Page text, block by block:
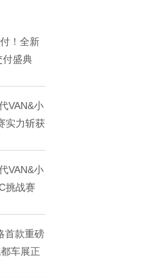
！全新
付盛典
VAN&小
实力斩获
VAN&小
挑战赛
首款重磅
车展正